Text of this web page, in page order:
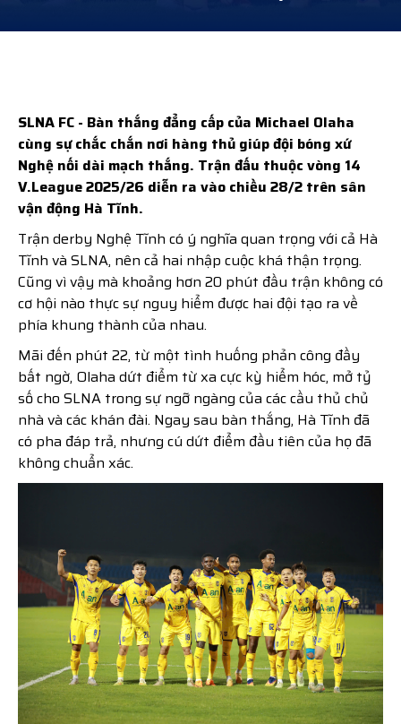
SLNA FC - Bàn thắng đẳng cấp của Michael Olaha
cùng sự chắc chắn nơi hàng thủ giúp đội bóng xứ
Nghệ nối dài mạch thắng. Trận đấu thuộc vòng 14
V.League 2025/26 diễn ra vào chiều 28/2 trên sân
vận động Hà Tĩnh.
Trận derby Nghệ Tĩnh có ý nghĩa quan trọng với cả Hà
Tĩnh và SLNA, nên cả hai nhập cuộc khá thận trọng.
Cũng vì vậy mà khoảng hơn 20 phút đầu trận không có
cơ hội nào thực sự nguy hiểm được hai đội tạo ra về
phía khung thành của nhau.
Mãi đến phút 22, từ một tình huống phản công đầy
bất ngờ, Olaha dứt điểm từ xa cực kỳ hiểm hóc, mở tỷ
số cho SLNA trong sự ngỡ ngàng của các cầu thủ chủ
nhà và các khán đài. Ngay sau bàn thắng, Hà Tĩnh đã
có pha đáp trả, nhưng cú dứt điểm đầu tiên của họ đã
không chuẩn xác.